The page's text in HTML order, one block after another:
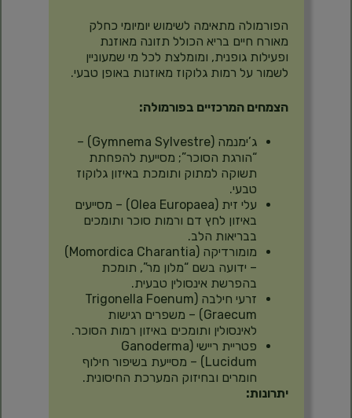
הפורמולה מתאימה לשימוש יומיומי כחלק
מאורח חיים בריא הכולל תזונה מאוזנת
ופעילות גופנית, ומומלצת לכל מי שמעוניין
לשמור על רמות גלוקוז מאוזנות באופן טבעי.
הצמחים המרכזיים בפורמולה:
ג’ימנמה (Gymnema Sylvestre) –
“הורגת הסוכר”; מסייעת להפחתת
תשוקה למתוק ותומכת באיזון גלוקוז
טבעי.
עלי זית (Olea Europaea) – מסייעים
באיזון לחץ דם ורמות סוכר ותומכים
בבריאות הלב.
מומורדיקה (Momordica Charantia)
– ידועה בשם “מלון מר”, תומכת
בהפרשת אינסולין טבעית.
זרעי חילבה (Trigonella Foenum
Graecum) – משפרים רגישות
לאינסולין ותומכים באיזון רמות הסוכר.
פטריית ריישי (Ganoderma
Lucidum) – מסייעת בשיפור חילוף
חומרים ובחיזוק המערכת החיסונית.
יתרונות: